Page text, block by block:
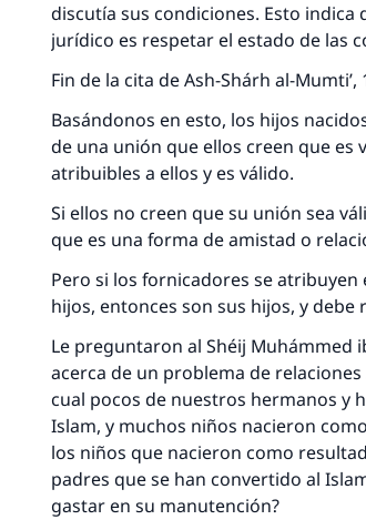
discutía sus condiciones. Esto
jurídico es respetar el estado de las
Fin de la cita de Ash-Shárh al-Mumti’,
Basándonos en esto, los hijos
de una unión que ellos creen que es
atribuibles a ellos y es válido.
Si ellos no creen que su unión sea
que es una forma de amistad o
Pero si los fornicadores se
hijos, entonces son sus hijos, y
Le preguntaron al Shéij Muhámmed
acerca de un problema de
cual pocos de nuestros hermanos y
Islam, y muchos niños nacieron
los niños que nacieron como
padres que se han convertido al
gastar en su manutención?